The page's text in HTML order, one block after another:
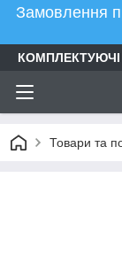
Замовлення
КОМПЛЕКТУЮЧІ
Товари та